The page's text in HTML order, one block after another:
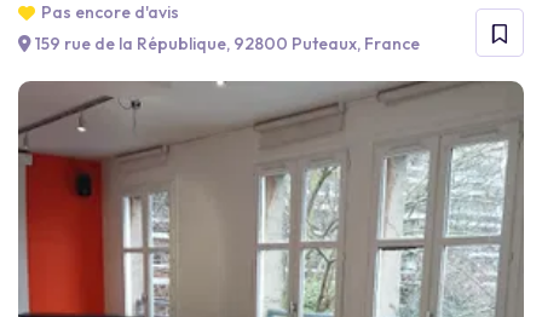
Pas encore d'avis
159 rue de la République, 92800 Puteaux, France